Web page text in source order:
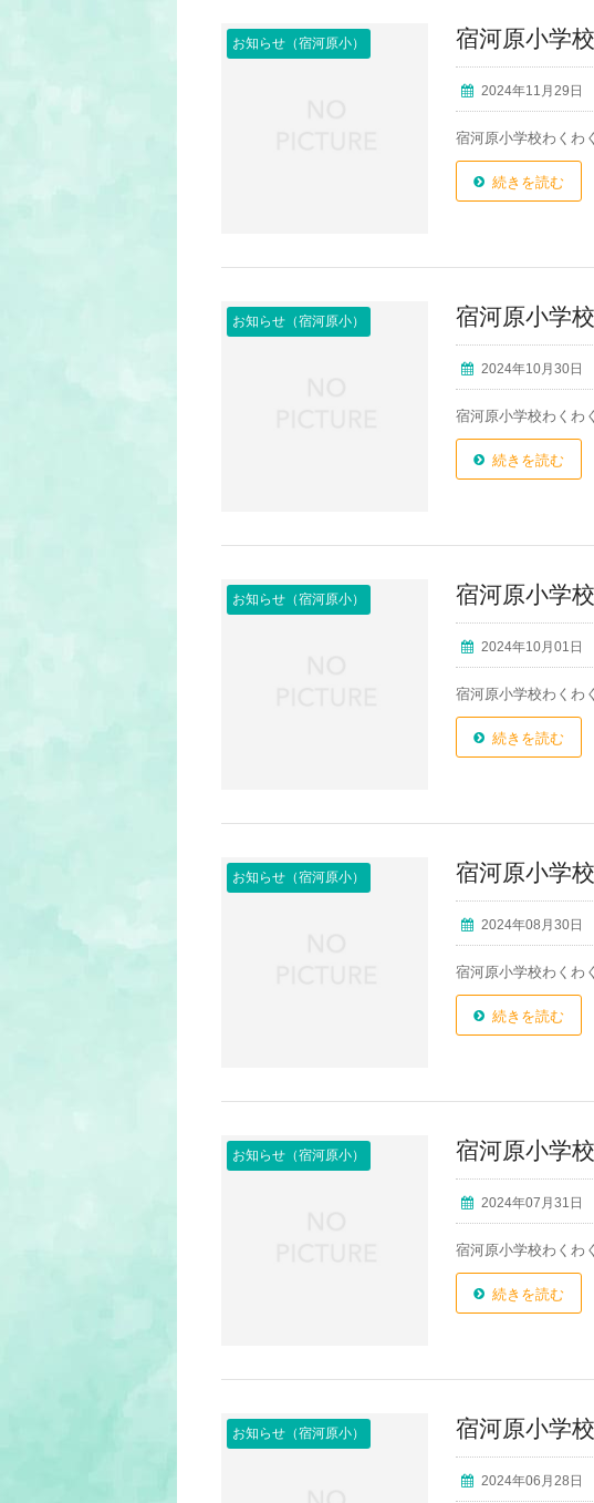
お知らせ（宿河原小） 宿河原小学
2024年11月29日
宿河原小学校わくわ
続きを読む
お知らせ（宿河原小） 宿河原小学
2024年10月30日
宿河原小学校わくわ
続きを読む
お知らせ（宿河原小） 宿河原小学
2024年10月01日
宿河原小学校わくわ
続きを読む
お知らせ（宿河原小） 宿河原小学
2024年08月30日
宿河原小学校わくわ
続きを読む
お知らせ（宿河原小） 宿河原小学
2024年07月31日
宿河原小学校わくわ
続きを読む
お知らせ（宿河原小） 宿河原小学
2024年06月28日